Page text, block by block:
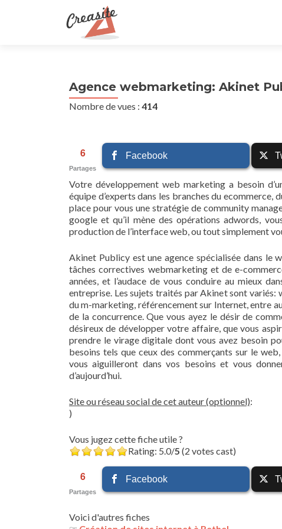
Agence webmarketing: Akinet
Nombre de vues : 414
6
Partages
Facebook
Votre développement web marketing a besoin
équipe d’experts dans les branches du ecommerce,
place pour vous une stratégie de community
google et qu’il mène des opérations adwords,
production de l’interface web, ou tout simplement
Akinet Publicy est une agence spécialisée dans le
tâches correctives webmarketing et de e-
années, et l’audace de vous conduire au mieux
entreprise. Les sujets traités par Akinet sont
du m-marketing, référencement sur Internet, entre
de la concurrence. Que vous ayez le désir de
désireux de développer votre affaire, que vous
prendre le virage digitale dont vous avez besoin
besoins tels que ceux des commerçants sur le
vous aiguilleront dans vos besoins et vous
d’aujourd’hui.
Site ou réseau social de cet auteur (optionnel):
)
Vous jugez cette fiche utile ?
Rating: 5.0/5 (2 votes cast)
6
Partages
Facebook
Voici d'autres fiches